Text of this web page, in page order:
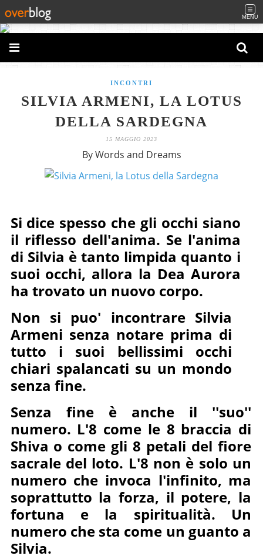
MENU
INCONTRI
SILVIA ARMENI, LA LOTUS
DELLA SARDEGNA
15 MAGGIO 2023
By Words and Dreams
Si dice spesso che gli occhi siano
il riflesso dell'anima. Se l'anima
di Silvia è tanto limpida quanto i
suoi occhi, allora la Dea Aurora
ha trovato un nuovo corpo.
Non si puo' incontrare Silvia
Armeni senza notare prima di
tutto i suoi bellissimi occhi
chiari spalancati su un mondo
senza fine.
Senza fine è anche il ''suo''
numero. L'8 come le 8 braccia di
Shiva o come gli 8 petali del fiore
sacrale del loto. L'8 non è solo un
numero che invoca l'infinito, ma
soprattutto la forza, il potere, la
fortuna e la spiritualità. Un
numero che sta come un guanto a
Silvia.